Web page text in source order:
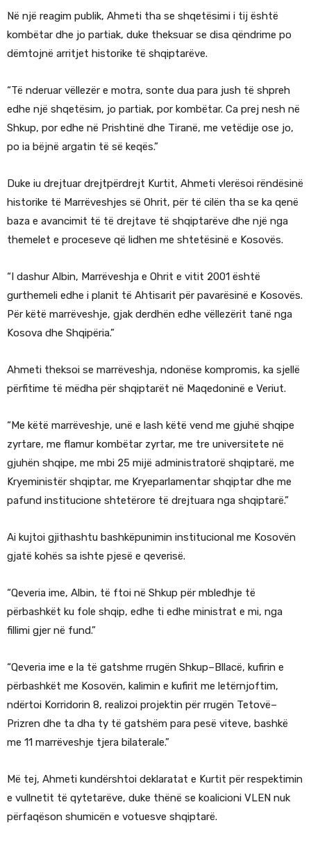
Në një reagim publik, Ahmeti tha se shqetësimi i tij është
kombëtar dhe jo partiak, duke theksuar se disa qëndrime po
dëmtojnë arritjet historike të shqiptarëve.
“Të nderuar vëllezër e motra, sonte dua para jush të shpreh
edhe një shqetësim, jo partiak, por kombëtar. Ca prej nesh në
Shkup, por edhe në Prishtinë dhe Tiranë, me vetëdije ose jo,
po ia bëjnë argatin të së keqës.”
Duke iu drejtuar drejtpërdrejt Kurtit, Ahmeti vlerësoi rëndësinë
historike të Marrëveshjes së Ohrit, për të cilën tha se ka qenë
baza e avancimit të të drejtave të shqiptarëve dhe një nga
themelet e proceseve që lidhen me shtetësinë e Kosovës.
“I dashur Albin, Marrëveshja e Ohrit e vitit 2001 është
gurthemeli edhe i planit të Ahtisarit për pavarësinë e Kosovës.
Për këtë marrëveshje, gjak derdhën edhe vëllezërit tanë nga
Kosova dhe Shqipëria.”
Ahmeti theksoi se marrëveshja, ndonëse kompromis, ka sjellë
përfitime të mëdha për shqiptarët në Maqedoninë e Veriut.
“Me këtë marrëveshje, unë e lash këtë vend me gjuhë shqipe
zyrtare, me flamur kombëtar zyrtar, me tre universitete në
gjuhën shqipe, me mbi 25 mijë administratorë shqiptarë, me
Kryeministër shqiptar, me Kryeparlamentar shqiptar dhe me
pafund institucione shtetërore të drejtuara nga shqiptarë.”
Ai kujtoi gjithashtu bashkëpunimin institucional me Kosovën
gjatë kohës sa ishte pjesë e qeverisë.
“Qeveria ime, Albin, të ftoi në Shkup për mbledhje të
përbashkët ku fole shqip, edhe ti edhe ministrat e mi, nga
fillimi gjer në fund.”
“Qeveria ime e la të gatshme rrugën Shkup–Bllacë, kufirin e
përbashkët me Kosovën, kalimin e kufirit me letërnjoftim,
ndërtoi Korridorin 8, realizoi projektin për rrugën Tetovë–
Prizren dhe ta dha ty të gatshëm para pesë viteve, bashkë
me 11 marrëveshje tjera bilaterale.”
Më tej, Ahmeti kundërshtoi deklaratat e Kurtit për respektimin
e vullnetit të qytetarëve, duke thënë se koalicioni VLEN nuk
përfaqëson shumicën e votuesve shqiptarë.